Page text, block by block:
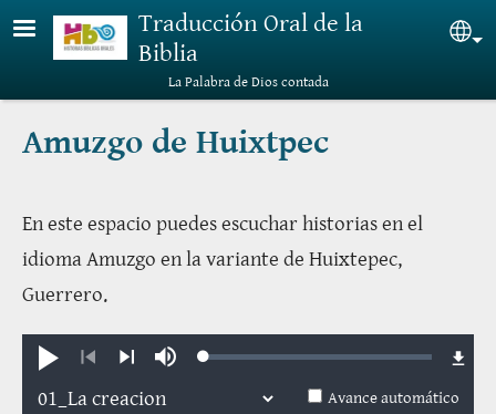
Pasar al contenido principalTraducción Oral de la
Biblia
La Palabra de Dios contada
Amuzgo de Huixtpec
En este espacio puedes escuchar historias en el
idioma Amuzgo en la variante de Huixtepec,
Guerrero.
Reproducir SilenciarLoaded:
Avance automático